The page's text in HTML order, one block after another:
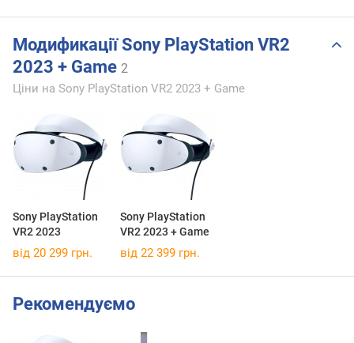
Модификації Sony PlayStation VR2
2023 + Game 2
Ціни на Sony PlayStation VR2 2023 + Game
Sony PlayStation
VR2 2023
Sony PlayStation
VR2 2023 + Game
від 20 299 грн. від 22 399 грн.
Рекомендуємо